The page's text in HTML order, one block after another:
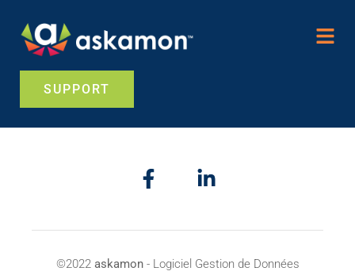
SUPPORT
©2022 askamon- Logiciel Gestion de Données